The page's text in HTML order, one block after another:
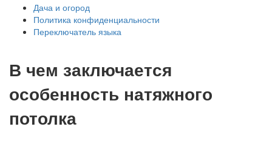
Дача и огород
Политика конфиденциальности
Переключатель языка
В чем заключается
особенность натяжного
потолка